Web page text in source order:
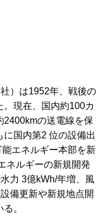
）は1952年、戦後の
。現在、国内約100カ
2400kmの送電線を保
国内第2 位の設備出
エネルギー本部を新
ネルギーの新規開発
力 3億kWh/年増、風
備更新や新規地点開
。